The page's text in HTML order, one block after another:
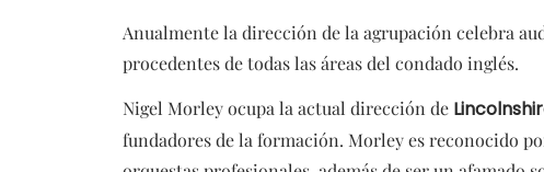
Anualmente la dirección de la agrupación celebra
procedentes de todas las áreas del condado inglés.
Nigel Morley ocupa la actual dirección de
fundadores de la formación. Morley es reconocido